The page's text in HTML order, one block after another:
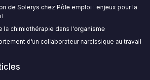
de Solerys chez Pôle emploi : enjeux pour la
la chimiothérapie dans l'organisme
d'un collaborateur narcissique au travail